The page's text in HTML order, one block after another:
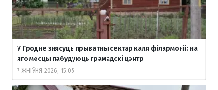
У Гродне знясуць прыватны сектар каля філармоніі: на
яго месцы пабудуюць грамадскі цэнтр
7 ЖНІЎНЯ 2026, 15:05